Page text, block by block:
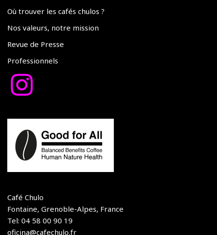
Où trouver les cafés chulos ?
Nos valeurs, notre mission
Revue de Presse
Professionnels
Café Chulo
Fontaine, Grenoble-Alpes, France
Tel: 04 58 00 90 19
oficina@cafechulo.fr